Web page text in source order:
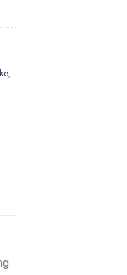
,